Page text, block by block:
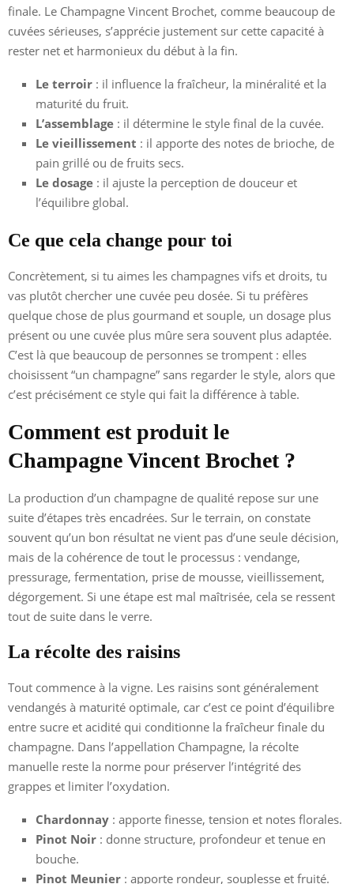
finale. Le Champagne Vincent Brochet, comme beaucoup de
cuvées sérieuses, s’apprécie justement sur cette capacité à
rester net et harmonieux du début à la fin.
Le terroir : il influence la fraîcheur, la minéralité et la
maturité du fruit.
L’assemblage : il détermine le style final de la cuvée.
Le vieillissement : il apporte des notes de brioche, de
pain grillé ou de fruits secs.
Le dosage : il ajuste la perception de douceur et
l’équilibre global.
Ce que cela change pour toi
Concrètement, si tu aimes les champagnes vifs et droits, tu
vas plutôt chercher une cuvée peu dosée. Si tu préfères
quelque chose de plus gourmand et souple, un dosage plus
présent ou une cuvée plus mûre sera souvent plus adaptée.
C’est là que beaucoup de personnes se trompent : elles
choisissent “un champagne” sans regarder le style, alors que
c’est précisément ce style qui fait la différence à table.
Comment est produit le
Champagne Vincent Brochet ?
La production d’un champagne de qualité repose sur une
suite d’étapes très encadrées. Sur le terrain, on constate
souvent qu’un bon résultat ne vient pas d’une seule décision,
mais de la cohérence de tout le processus : vendange,
pressurage, fermentation, prise de mousse, vieillissement,
dégorgement. Si une étape est mal maîtrisée, cela se ressent
tout de suite dans le verre.
La récolte des raisins
Tout commence à la vigne. Les raisins sont généralement
vendangés à maturité optimale, car c’est ce point d’équilibre
entre sucre et acidité qui conditionne la fraîcheur finale du
champagne. Dans l’appellation Champagne, la récolte
manuelle reste la norme pour préserver l’intégrité des
grappes et limiter l’oxydation.
Chardonnay : apporte finesse, tension et notes florales.
Pinot Noir : donne structure, profondeur et tenue en
bouche.
Pinot Meunier : apporte rondeur, souplesse et fruité.